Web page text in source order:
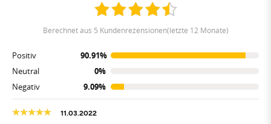
berechnet aus 5 Kundenrezensionen(letzte 12 Monate)
Positiv
90.91%
Neutral
0%
Negativ
9.09%
11.03.2022